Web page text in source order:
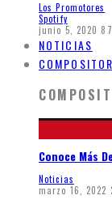
Los Promotores
Spotify
junio 5, 2020
NOTICIAS
Conoce Más
Noticias
marzo 16, 2022